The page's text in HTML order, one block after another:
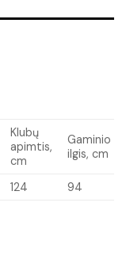
Klubų
apimtis,
cm
Gaminio
ilgis, cm
124 94